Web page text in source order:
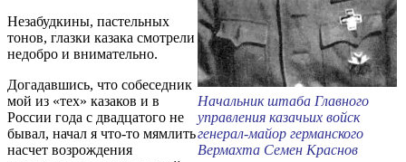
Начальник штаба Главного
управления казачьих войск
генерал-майор германского
Вермахта Семен Краснов
Незабудкины, пастельных
тонов, глазки казака смотрели
недобро и внимательно.
Догадавшись, что собеседник
мой из «тех» казаков и в
России года с двадцатого не
бывал, начал я что-то мямлить
насчет возрождения